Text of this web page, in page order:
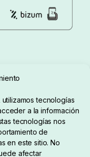
tecnologías
a la información
tecnologías nos
de
en este sitio. No
afectar